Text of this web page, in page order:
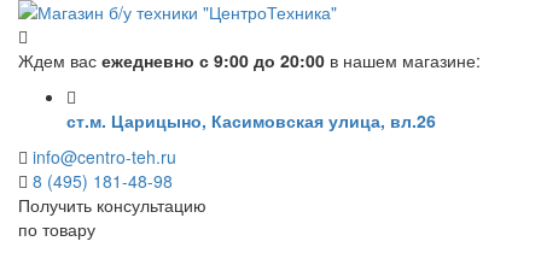
Ждем вас ежедневно с 9:00 до 20:00 в нашем магазине:
ст.м. Царицыно, Касимовская улица, вл.26
info@centro-teh.ru
8 (495) 181-48-98
Получить консультацию
по товару